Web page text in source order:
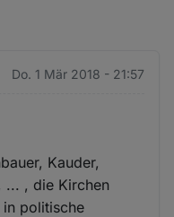
Do. 1 Mär 2018 - 21:57
Kauder,
... , die Kirchen
in politische